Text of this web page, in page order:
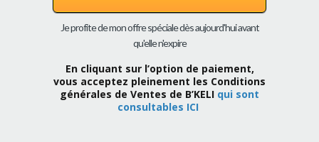
Je profite de mon offre spéciale dès aujourd'hui avant
qu'elle n'expire
En cliquant sur l’option de paiement,
vous acceptez pleinement les Conditions
générales de Ventes de B’KELI qui sont
consultables ICI